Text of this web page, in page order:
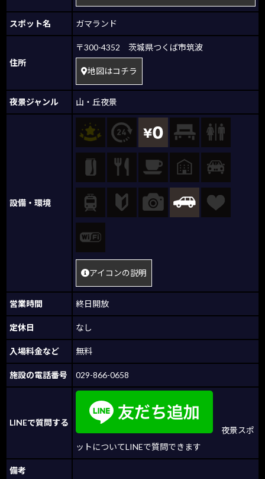
スポット名 ガマランド
住所
〒300-4352 茨城県つくば市筑波
地図はコチラ
夜景ジャンル 山・丘夜景
設備・環境
アイコンの説明
営業時間 終日開放
定休日 なし
入場料金など 無料
施設の電話番号 029-866-0658
LINEで質問する
夜景スポ
ットについてLINEで質問できます
備考